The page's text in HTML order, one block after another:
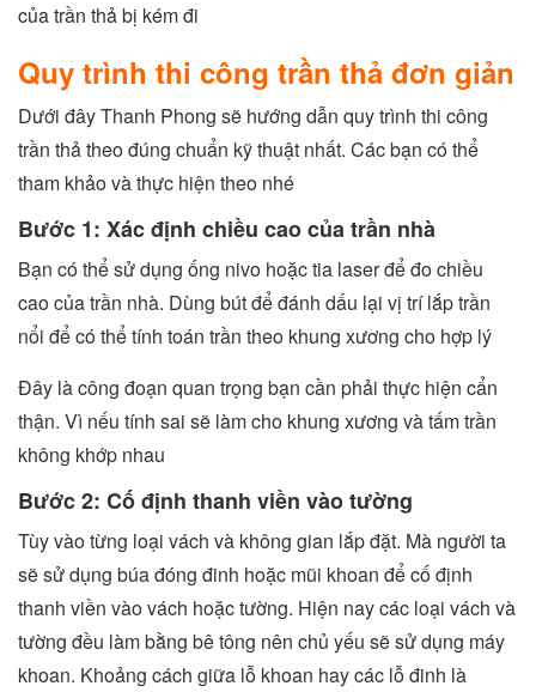
của trần thả bị kém đi
Quy trình thi công trần thả đơn giản
Dưới đây Thanh Phong sẽ hướng dẫn quy trình thi công
trần thả theo đúng chuẩn kỹ thuật nhất. Các bạn có thể
tham khảo và thực hiện theo nhé
Bước 1: Xác định chiều cao của trần nhà
Bạn có thể sử dụng ống nivo hoặc tia laser để đo chiều
cao của trần nhà. Dùng bút để đánh dấu lại vị trí lắp trần
nổi để có thể tính toán trần theo khung xương cho hợp lý
Đây là công đoạn quan trọng bạn cần phải thực hiện cẩn
thận. Vì nếu tính sai sẽ làm cho khung xương và tấm trần
không khớp nhau
Bước 2: Cố định thanh viền vào tường
Tùy vào từng loại vách và không gian lắp đặt. Mà người ta
sẽ sử dụng búa đóng đinh hoặc mũi khoan để cố định
thanh viền vào vách hoặc tường. Hiện nay các loại vách và
tường đều làm bằng bê tông nên chủ yếu sẽ sử dụng máy
khoan. Khoảng cách giữa lỗ khoan hay các lỗ đinh là